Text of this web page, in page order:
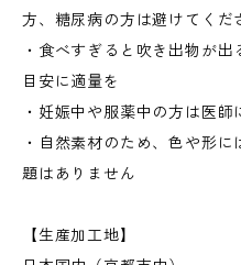
方、糖尿病の方は避けてくだ
・食べすぎると吹き出物が
目安に適量を
・妊娠中や服薬中の方は医師
・自然素材のため、色や形
題はありません
【生産加工地】